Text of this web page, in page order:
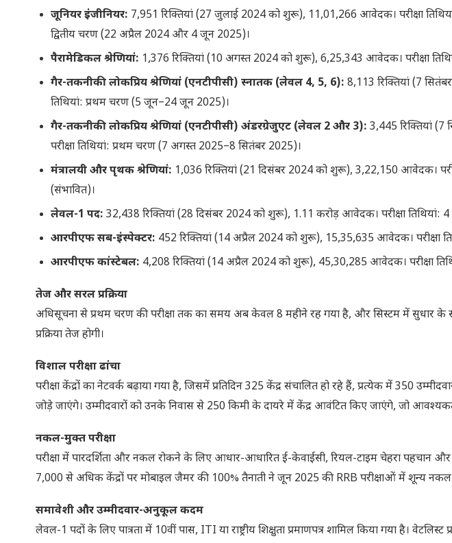
जूनियर इंजीनियर: 7,951 रिक्तियां (27 जुलाई 2024 को शुरू), 11,01,266 आवेदक। परीक्षा
द्वितीय चरण (22 अप्रैल 2024 और 4 जून 2025)।
पैरामेडिकल श्रेणियां: 1,376 रिक्तियां (10 अगस्त 2024 को शुरू), 6,25,343 आवेदक। परीक्षा
गैर-तकनीकी लोकप्रिय श्रेणियां (एनटीपीसी) स्नातक (लेवल 4, 5, 6): 8,113 रिक्तियां (7
तिथियां: प्रथम चरण (5 जून–24 जून 2025)।
गैर-तकनीकी लोकप्रिय श्रेणियां (एनटीपीसी) अंडरग्रेजुएट (लेवल 2 और 3): 3,445 रिक्तियां
परीक्षा तिथियां: प्रथम चरण (7 अगस्त 2025–8 सितंबर 2025)।
मंत्रालयी और पृथक श्रेणियां: 1,036 रिक्तियां (21 दिसंबर 2024 को शुरू), 3,22,150 आवेदक।
(संभावित)।
लेवल-1 पद: 32,438 रिक्तियां (28 दिसंबर 2024 को शुरू), 1.11 करोड़ आवेदक। परीक्षा तिथियां:
आरपीएफ सब-इंस्पेक्टर: 452 रिक्तियां (14 अप्रैल 2024 को शुरू), 15,35,635 आवेदक। परीक्षा
आरपीएफ कांस्टेबल: 4,208 रिक्तियां (14 अप्रैल 2024 को शुरू), 45,30,285 आवेदक। परीक्षा
तेज और सरल प्रक्रिया
अधिसूचना से प्रथम चरण की परीक्षा तक का समय अब केवल 8 महीने रह गया है, और सिस्टम में सुधार
प्रक्रिया तेज होगी।
विशाल परीक्षा ढांचा
परीक्षा केंद्रों का नेटवर्क बढ़ाया गया है, जिसमें प्रतिदिन 325 केंद्र संचालित हो रहे हैं, प्रत्येक में 350
जोड़े जाएंगे। उम्मीदवारों को उनके निवास से 250 किमी के दायरे में केंद्र आवंटित किए जाएंगे, जो
नकल-मुक्त परीक्षा
परीक्षा में पारदर्शिता और नकल रोकने के लिए आधार-आधारित ई-केवाईसी, रियल-टाइम चेहरा पहचान
7,000 से अधिक केंद्रों पर मोबाइल जैमर की 100% तैनाती ने जून 2025 की RRB परीक्षाओं में शून्य नकल
समावेशी और उम्मीदवार-अनुकूल कदम
लेवल-1 पदों के लिए पात्रता में 10वीं पास, ITI या राष्ट्रीय शिक्षुता प्रमाणपत्र शामिल किया गया है।